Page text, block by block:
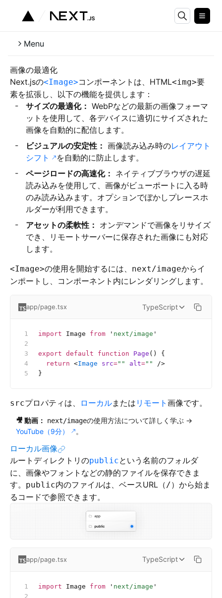
Menu
画像の最適化
Next.jsの<Image>コンポーネントは、HTML<img>要
素を拡張し、以下の機能を提供します：
サイズの最適化： WebPなどの最新の画像フォーマ
ットを使用して、各デバイスに適切にサイズされた
画像を自動的に配信します。
ビジュアルの安定性： 画像読み込み時のレイアウト
シフト
を自動的に防止します。
ページロードの高速化： ネイティブブラウザの遅延
読み込みを使用して、画像がビューポートに入る時
のみ読み込みます。オプションでぼかしプレースホ
ルダーが利用できます。
アセットの柔軟性： オンデマンドで画像をリサイズ
でき、リモートサーバーに保存された画像にも対応
します。
<Image>の使用を開始するには、 next/imageからイ
ンポートし、コンポーネント内にレンダリングします。
app/page.tsx TypeScript
import Image from ' next/image '
export default function Page () {
  return
<Image src="" alt=""
/>
}
srcプロパティは、 ローカルまたは リモート 画像です。
🎥 動画： next/imageの使用方法について詳しく学ぶ →
YouTube（9分）
。
ローカル画像
ルートディレクトリのpublicという名前のフォルダ
に、画像やフォントなどの静的ファイルを保存できま
す。 public内のファイルは、ベースURL（/）から始ま
るコードで参照できます。
app/page.tsx TypeScript
import Image from ' next/image '